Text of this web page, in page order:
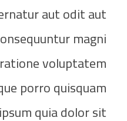
aut odit aut
magni
voluptatem
porro quisquam
quia dolor sit